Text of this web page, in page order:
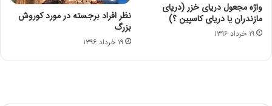
واژه مجعول دریای خزر (دریای
مازندران یا دریای کاسپین ؟)
۱۹ خرداد ۱۳۹۶
نظر افراد برجسته در مورد کوروش
بزرگ
۱۹ خرداد ۱۳۹۶